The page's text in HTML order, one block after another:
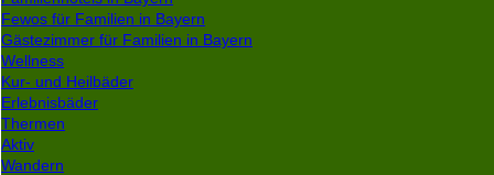
Fewos für Familien in Bayern
Gästezimmer für Familien in Bayern
Wellness
Kur- und Heilbäder
Erlebnisbäder
Thermen
Aktiv
Wandern